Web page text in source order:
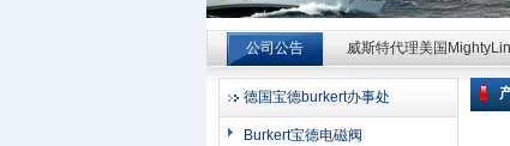
上海申思特自动化设备有限公司
公司公告
威斯特代理美国
威斯特代理美国
威斯特代理美国
德国宝德burkert办事处
Burkert宝德电磁阀